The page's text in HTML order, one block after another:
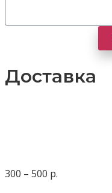
Доставка
300 – 500 р.